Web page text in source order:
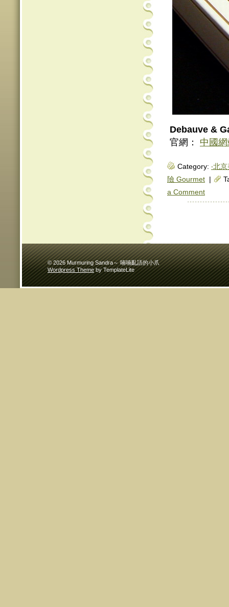
Debauve &
官網： 中國
Category: ‧北
險 Gourmet
a Comment
© 2026 Murmuring Sandra～ 喃喃亂語的小爪
Wordpress Themeby TemplateLite